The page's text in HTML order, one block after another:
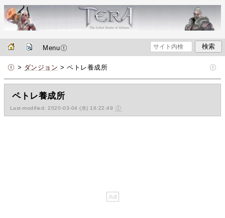
Menu
> ダンジョン > ペトレ養成所
ペトレ養成所
Last-modified: 2020-03-04 (水) 16:22:49